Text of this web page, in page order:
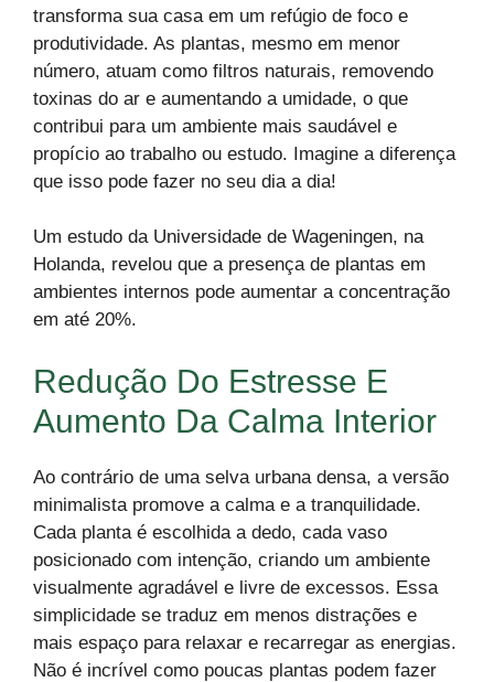
transforma sua casa em um refúgio de foco e
produtividade. As plantas, mesmo em menor
número, atuam como filtros naturais, removendo
toxinas do ar e aumentando a umidade, o que
contribui para um ambiente mais saudável e
propício ao trabalho ou estudo. Imagine a diferença
que isso pode fazer no seu dia a dia!
Um estudo da Universidade de Wageningen, na
Holanda, revelou que a presença de plantas em
ambientes internos pode aumentar a concentração
em até 20%.
Redução Do Estresse E
Aumento Da Calma Interior
Ao contrário de uma selva urbana densa, a versão
minimalista promove a calma e a tranquilidade.
Cada planta é escolhida a dedo, cada vaso
posicionado com intenção, criando um ambiente
visualmente agradável e livre de excessos. Essa
simplicidade se traduz em menos distrações e
mais espaço para relaxar e recarregar as energias.
Não é incrível como poucas plantas podem fazer